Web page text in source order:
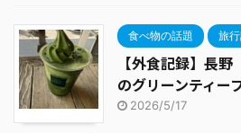
食べ物の話題 旅
【外食記録】長
のグリーンティー
2026/5/17